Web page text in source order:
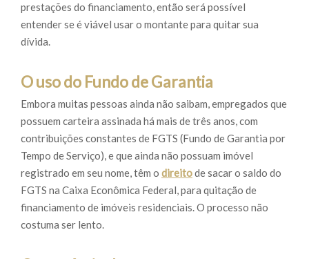
prestações do financiamento, então será possível
entender se é viável usar o montante para quitar sua
dívida.
O uso do Fundo de Garantia
Embora muitas pessoas ainda não saibam, empregados que
possuem carteira assinada há mais de três anos, com
contribuições constantes de FGTS (Fundo de Garantia por
Tempo de Serviço), e que ainda não possuam imóvel
registrado em seu nome, têm o direitode sacar o saldo do
FGTS na Caixa Econômica Federal, para quitação de
financiamento de imóveis residenciais. O processo não
costuma ser lento.